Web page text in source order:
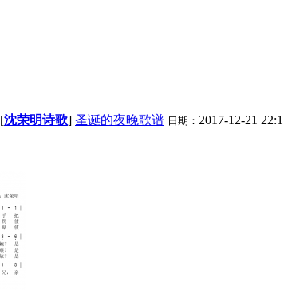
[沈荣明诗歌] 圣诞的夜晚歌谱 日期： 2017-12-21